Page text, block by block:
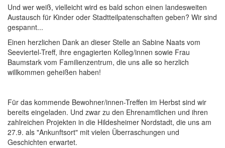
Und wer weiß, vielleicht wird es bald schon einen landesweiten
Austausch für Kinder oder Stadtteilpatenschaften geben? Wir sind
gespannt...
Einen herzlichen Dank an dieser Stelle an Sabine Naats vom
Seeviertel-Treff, ihre engagierten Kolleg/innen sowie Frau
Baumstark vom Familienzentrum, die uns alle so herzlich
willkommen geheißen haben!
Für das kommende Bewohner/innen-Treffen im Herbst sind wir
bereits eingeladen. Und zwar zu den Ehrenamtlichen und ihren
zahlreichen Projekten in die Hildesheimer Nordstadt, die uns am
27.9. als "Ankunftsort" mit vielen Überraschungen und
Geschichten erwartet.